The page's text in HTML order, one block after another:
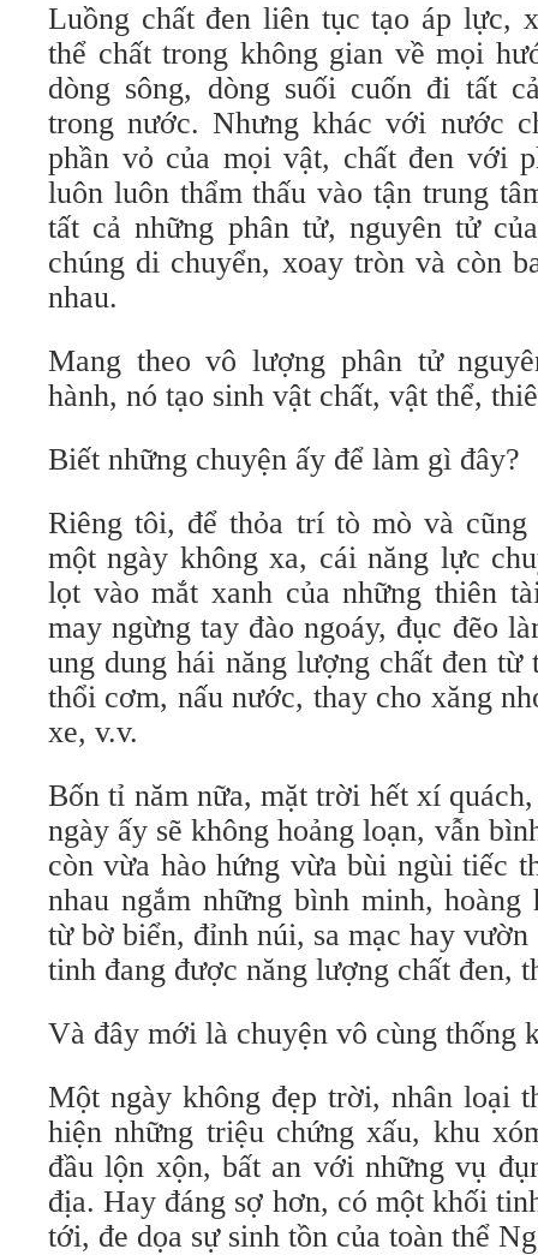
Luồng chất đen liên tục tạo áp lực,
thể chất trong không gian về mọi
dòng sông, dòng suối cuốn đi tất
trong nước. Nhưng khác với nước
phần vỏ của mọi vật, chất đen với
luôn luôn thẩm thấu vào tận trung
tất cả những phân tử, nguyên tử
chúng di chuyển, xoay tròn và còn
nhau.
Mang theo vô lượng phân tử
hành, nó tạo sinh vật chất, vật thể,
Biết những chuyện ấy để làm gì đây?
Riêng tôi, để thỏa trí tò mò và
một ngày không xa, cái năng lực
lọt vào mắt xanh của những thiên
may ngừng tay đào ngoáy, đục đẽo
ung dung hái năng lượng chất đen từ
thổi cơm, nấu nước, thay cho xăng
xe, v.v.
Bốn tỉ năm nữa, mặt trời hết xí
ngày ấy sẽ không hoảng loạn, vẫn
còn vừa hào hứng vừa bùi ngùi tiếc
nhau ngắm những bình minh,
từ bờ biển, đỉnh núi, sa mạc hay vườn
tinh đang được năng lượng chất đen,
Và đây mới là chuyện vô cùng thống
Một ngày không đẹp trời, nhân loại
hiện những triệu chứng xấu, khu
đầu lộn xộn, bất an với những vụ
địa. Hay đáng sợ hơn, có một khối
tới, đe dọa sự sinh tồn của toàn thể